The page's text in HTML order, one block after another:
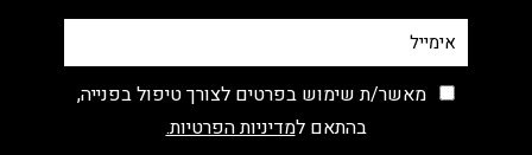
מאשר/ת שימוש בפרטים לצורך טיפול בפנייה,
בהתאם למדיניות הפרטיות.